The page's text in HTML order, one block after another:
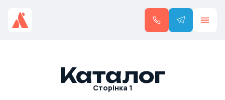
Каталог
Сторінка 1